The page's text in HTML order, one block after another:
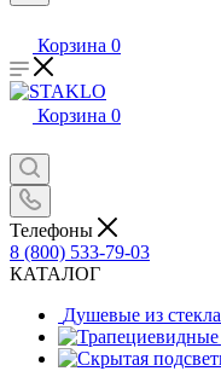
Корзина 0
Корзина 0
Телефоны
8 (800) 533-79-03
КАТАЛОГ
Душевые из стекла